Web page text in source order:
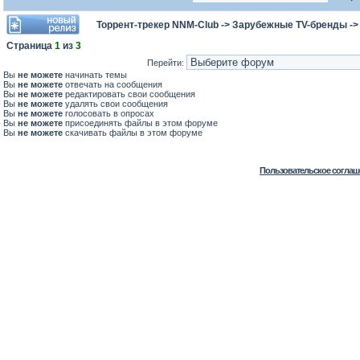
Торрент-трекер NNM-Club -> Зарубежные TV-бренды ->
Страница 1 из 3
Перейти:
Вы не можете начинать темы
Вы не можете отвечать на сообщения
Вы не можете редактировать свои сообщения
Вы не можете удалять свои сообщения
Вы не можете голосовать в опросах
Вы не можете присоединять файлы в этом форуме
Вы не можете скачивать файлы в этом форуме
Пользовательское